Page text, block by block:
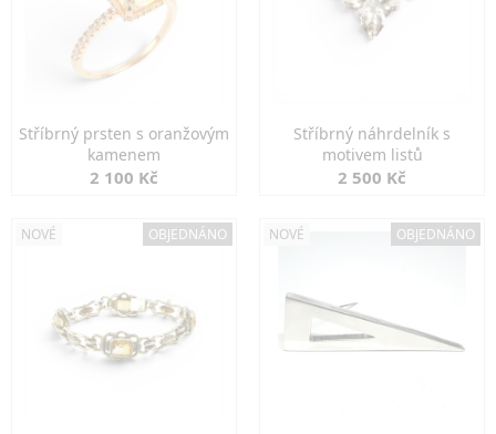
Stříbrný prsten s oranžovým
kamenem
2 100 Kč
Stříbrný náhrdelník s
motivem listů
2 500 Kč
NOVÉ OBJEDNÁNO NOVÉ OBJEDNÁNO